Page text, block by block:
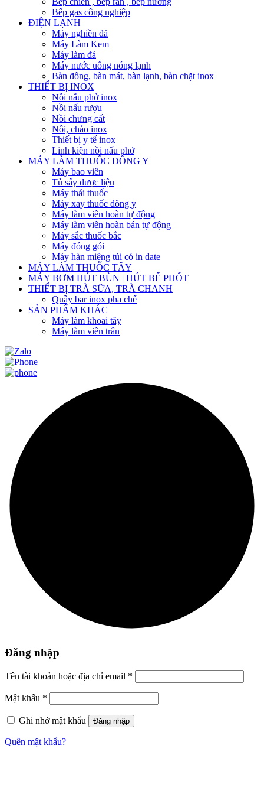
Bếp gas công nghiệp
ĐIỆN LẠNH
Máy nghiền đá
Máy Làm Kem
Máy làm đá
Máy nước uống nóng lạnh
Bàn đông, bàn mát, bàn lạnh, bàn chặt inox
THIẾT BỊ INOX
Nồi nấu phở inox
Nồi nấu rượu
Nồi chưng cất
Nồi, chảo inox
Thiết bị y tế inox
Linh kiện nồi nấu phở
MÁY LÀM THUỐC ĐÔNG Y
Máy bao viên
Tủ sấy dược liệu
Máy thái thuốc
Máy xay thuốc đông y
Máy làm viên hoàn tự động
Máy làm viên hoàn bán tự động
Máy sắc thuốc bắc
Máy đóng gói
Máy hàn miệng túi có in date
MÁY LÀM THUỐC TÂY
MÁY BƠM HÚT BÙN | HÚT BỂ PHỐT
THIẾT BỊ TRÀ SỮA, TRÀ CHANH
Quầy bar inox pha chế
SẢN PHẨM KHÁC
Máy làm khoai tây
Máy làm viên trân
Đăng nhập
Tên tài khoản hoặc địa chỉ email *
Mật khẩu *
Ghi nhớ mật khẩu Đăng nhập
Quên mật khẩu?